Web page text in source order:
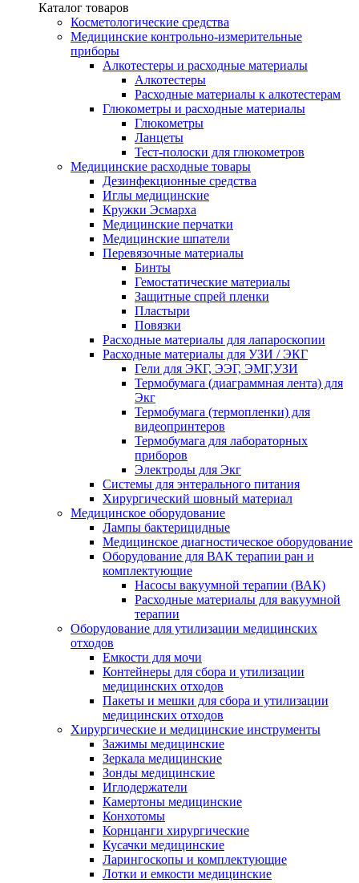
Каталог товаров
Косметологические средства
Медицинские контрольно-измерительные
приборы
Алкотестеры и расходные материалы
Алкотестеры
Расходные материалы к алкотестерам
Глюкометры и расходные материалы
Глюкометры
Ланцеты
Тест-полоски для глюкометров
Медицинские расходные товары
Дезинфекционные средства
Иглы медицинские
Кружки Эсмарха
Медицинские перчатки
Медицинские шпатели
Перевязочные материалы
Бинты
Гемостатические материалы
Защитные спрей пленки
Пластыри
Повязки
Расходные материалы для лапароскопии
Расходные материалы для УЗИ / ЭКГ
Гели для ЭКГ, ЭЭГ, ЭМГ,УЗИ
Термобумага (диаграммная лента) для
Экг
Термобумага (термопленки) для
видеопринтеров
Термобумага для лабораторных
приборов
Электроды для Экг
Системы для энтерального питания
Хирургический шовный материал
Медицинское оборудование
Лампы бактерицидные
Медицинское диагностическое оборудование
Оборудование для ВАК терапии ран и
комплектующие
Насосы вакуумной терапии (ВАК)
Расходные материалы для вакуумной
терапии
Оборудование для утилизации медицинских
отходов
Емкости для мочи
Контейнеры для сбора и утилизации
медицинских отходов
Пакеты и мешки для сбора и утилизации
медицинских отходов
Хирургические и медицинские инструменты
Зажимы медицинские
Зеркала медицинские
Зонды медицинские
Иглодержатели
Камертоны медицинские
Конхотомы
Корнцанги хирургические
Кусачки медицинские
Ларингоскопы и комплектующие
Лотки и емкости медицинские